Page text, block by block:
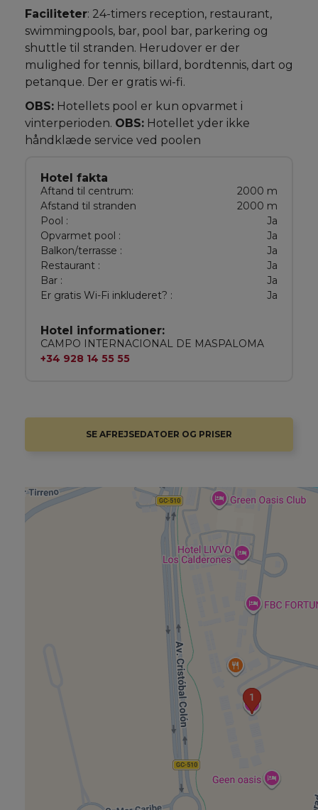
Faciliteter: 24-timers reception, restaurant,
swimmingpools, bar, pool bar, parkering og
shuttle til stranden. Herudover er der
mulighed for tennis, billard, bordtennis, dart og
petanque. Der er gratis wi-fi.
OBS: Hotellets pool er kun opvarmet i
vinterperioden. OBS: Hotellet yder ikke
håndklæde service ved poolen
Hotel fakta
Aftand til centrum:
2000 m
Afstand til stranden
2000 m
Pool :
Ja
Opvarmet pool :
Ja
Balkon/terrasse :
Ja
Restaurant :
Ja
Bar :
Ja
Er gratis Wi-Fi inkluderet? :
Ja
Hotel informationer:
CAMPO INTERNACIONAL DE MASPALOMA
+34 928 14 55 55
SE AFREJSEDATOER OG PRISER